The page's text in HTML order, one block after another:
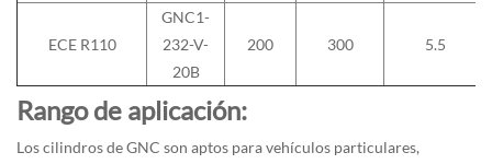
ECE R110
GNC1-
232-V-
20B
200 300 5.5
Rango de aplicación:
Los cilindros de GNC son aptos para vehículos particulares,